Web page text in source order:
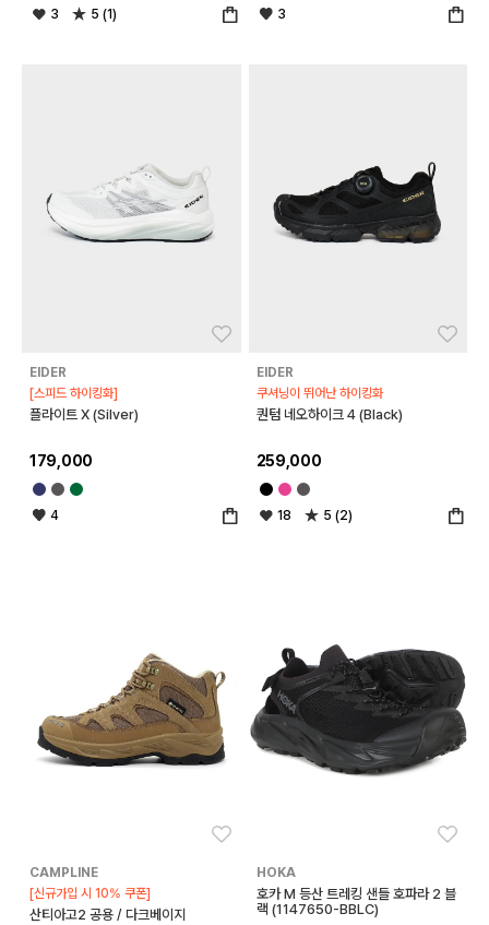
3 5 (1) 3
EIDER
[스피드 하이킹화]
플라이트 X (Silver)
179,000
4
EIDER
쿠셔닝이 뛰어난 하이킹화
퀀텀 네오하이크 4 (Black)
259,000
18 5 (2)
CAMPLINE
[신규가입 시 10% 쿠폰]
산티아고2 공용 / 다크베이지
HOKA
호카 M 등산 트레킹 샌들 호파라 2 블
랙 (1147650-BBLC)